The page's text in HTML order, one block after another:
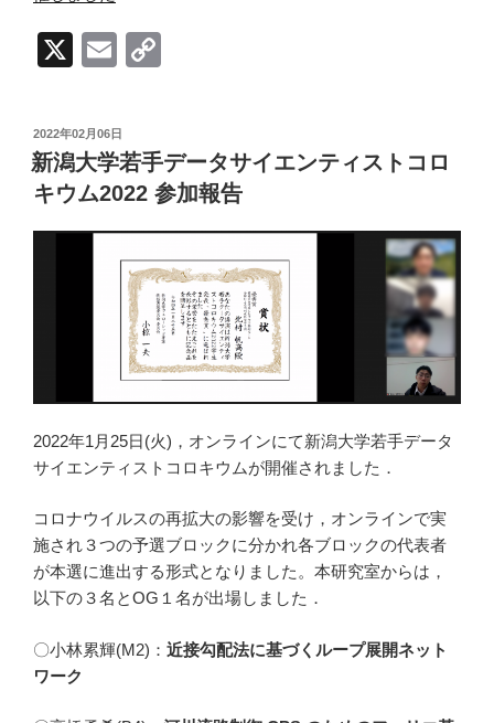
X
E
ail
y
Li
n
k
投
稿
日:
2022年02月06日
新潟大学若手データサイエンティストコロ
キウム2022 参加報告
2022年1月25日(火)，オンラインにて新潟大学若手データ
サイエンティストコロキウムが開催されました．
コロナウイルスの再拡大の影響を受け，オンラインで実
施され３つの予選ブロックに分かれ各ブロックの代表者
が本選に進出する形式となりました。本研究室からは，
以下の３名とOG１名が出場しました．
〇小林累輝(M2)： 近接勾配法に基づくループ展開ネット
ワーク